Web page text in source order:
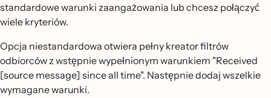
standardowe warunki zaangażowania lub chcesz połączyć
wiele kryteriów.
Opcja niestandardowa otwiera pełny kreator filtrów
odbiorców z wstępnie wypełnionym warunkiem "Received
[source message] since all time". Następnie dodaj wszelkie
wymagane warunki.